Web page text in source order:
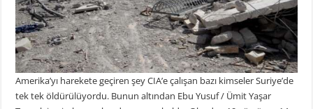
Amerika’yı harekete geçiren şey CIA’e çalışan bazı kimseler Suriye’de
tek tek öldürülüyordu. Bunun altından Ebu Yusuf / Ümit Yaşar